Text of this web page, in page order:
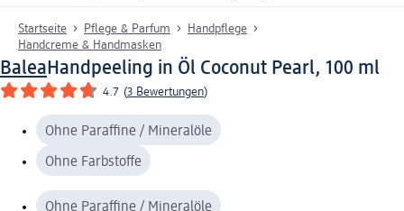
Startseite Pflege & Parfum
Handpflege
Handcreme & Handmasken
Balea Handpeeling in Öl Coconut Pearl, 100 ml
4.7 (3 Bewertungen)
Ohne Paraffine / Mineralöle
Ohne Farbstoffe
Ohne Paraffine / Mineralöle